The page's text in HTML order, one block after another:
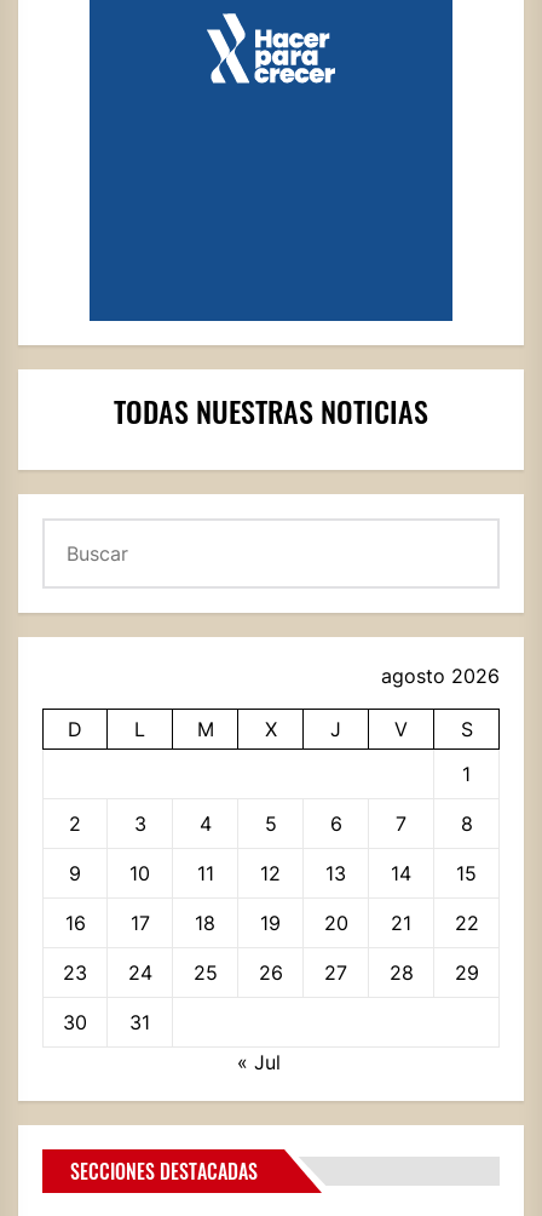
TODAS NUESTRAS NOTICIAS
agosto 2026
D L M X J V
S
1
2 3 4 5 6 7 8
9 10 11 12 13 14 15
16 17 18 19 20 21 22
23 24 25 26 27 28 29
30
31
« Jul
SECCIONES DESTACADAS